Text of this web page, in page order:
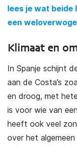
lees je wat beide
een
Klimaat en
In Spanje schijnt
aan de Costa’s
en droog, met
is voor wie van
heeft ook veel
over het